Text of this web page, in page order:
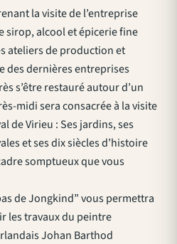
la visite de l’entreprise
sirop, alcool et épicerie fine
ateliers de production et
des dernières entreprises
s’être restauré autour d’un
midi sera consacrée à la visite
de Virieu : Ses jardins, ses
et ses dix siècles d’histoire
somptueux que vous
de Jongkind” vous permettra
les travaux du peintre
Johan Barthod